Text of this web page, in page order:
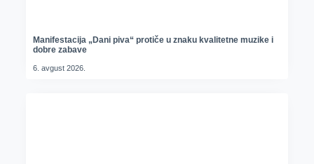
Manifestacija „Dani piva“ protiče u znaku kvalitetne muzike i
dobre zabave
6. avgust 2026.